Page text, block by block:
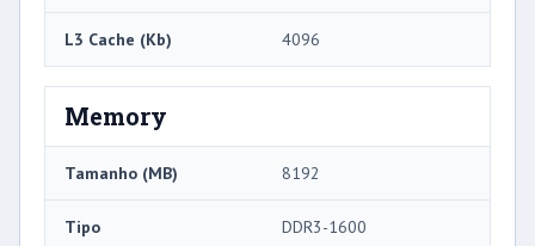
L3 Cache (Kb) 4096
Memory
Tamanho (MB) 8192
Tipo DDR3-1600